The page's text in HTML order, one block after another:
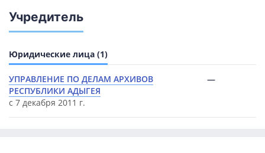
Учредитель
Юридические лица (1)
УПРАВЛЕНИЕ ПО ДЕЛАМ АРХИВОВ
РЕСПУБЛИКИ АДЫГЕЯ
с 7 декабря 2011 г.
—